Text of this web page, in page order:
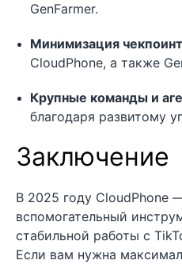
GenFarmer.
Минимизация
CloudPhone, а также
Крупные команды и
благодаря развитому
Заключение
В 2025 году CloudPhone
вспомогательный
стабильной работы с
Если вам нужна